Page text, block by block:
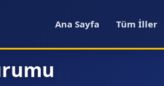
Ana Sayfa Tüm İller